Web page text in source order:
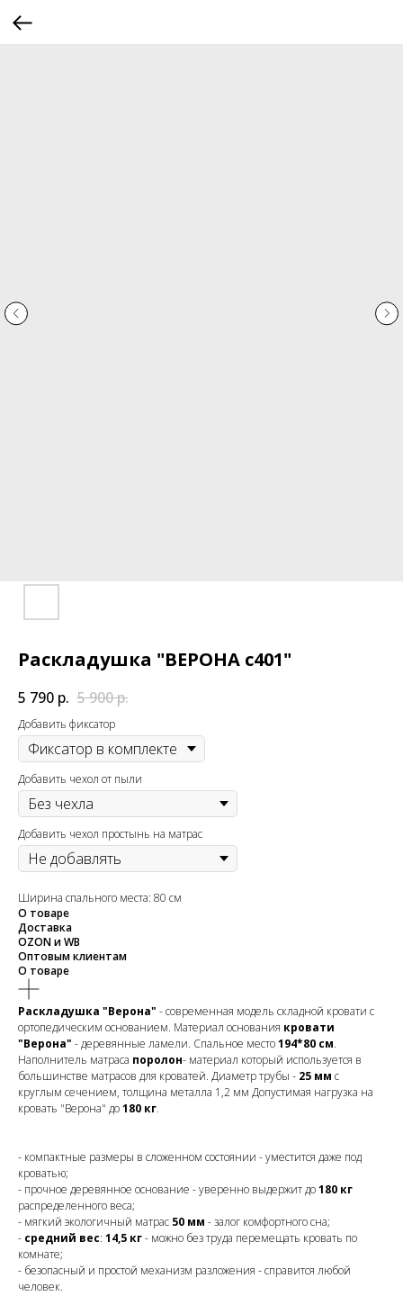
Раскладушка "ВЕРОНА с401"
5 790 р. 5 900р.
Добавить фиксатор
Добавить чехол от пыли
Добавить чехол простынь на матрас
Ширина спального места: 80 см
О товаре
Доставка
OZON и WB
Оптовым клиентам
О товаре
Раскладушка "Верона" - современная модель складной кровати с
ортопедическим основанием. Материал основания кровати
"Верона" - деревянные ламели. Спальное место194*80 см.
Наполнитель матраса поролон- материал который используется в
большинстве матрасов для кроватей. Диаметр трубы - 25 мм с
круглым сечением, толщина металла 1,2 мм Допустимая нагрузка на
кровать "Верона" до180 кг.
- компактные размеры в сложенном состоянии - уместится даже под
кроватью;
- прочное деревянное основание - уверенно выдержит до180 кг
распределенного веса;
- мягкий экологичный матрас 50 мм - залог комфортного сна;
- средний вес: 14,5 кг- можно без труда перемещать кровать по
комнате;
- безопасный и простой механизм разложения - справится любой
человек.